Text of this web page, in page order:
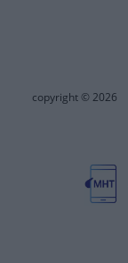
copyright © 2026